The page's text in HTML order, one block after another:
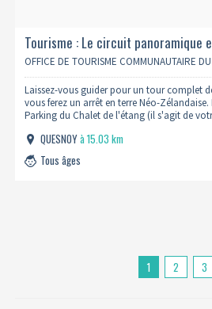
Tourisme : Le circuit panoramique
OFFICE DE TOURISME COMMUNAUTAIRE
Laissez-vous guider pour un tour complet
vous ferez un arrêt en terre Néo-Zélandaise.
Parking du Chalet de l'étang (il s'agit de
QUESNOYà 15.03 km
Tous âges
1 2 3